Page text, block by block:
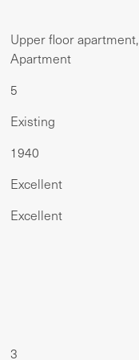
Upper floor apartment,
Apartment
5
Existing
1940
Excellent
Excellent
3